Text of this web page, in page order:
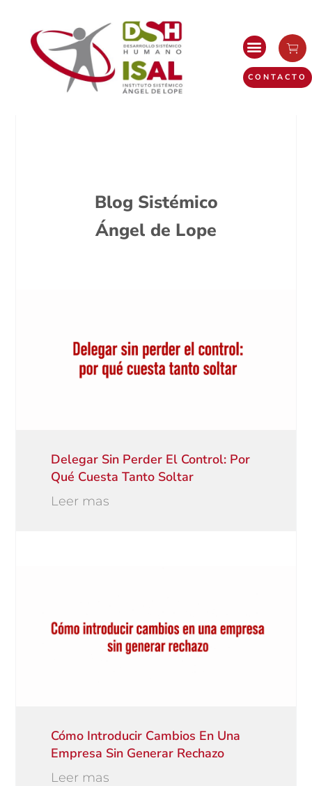
CONTACTO
Blog Sistémico
Ángel de Lope
Delegar Sin Perder El Control: Por
Qué Cuesta Tanto Soltar
Leer mas
Cómo Introducir Cambios En Una
Empresa Sin Generar Rechazo
Leer mas